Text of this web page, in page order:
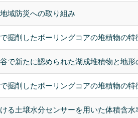
域防災への取り組み
掘削したボーリングコアの堆積物の特
で新たに認められた湖成堆積物と地形
掘削したボーリングコアの堆積物の特
る土壌水分センサーを用いた体積含